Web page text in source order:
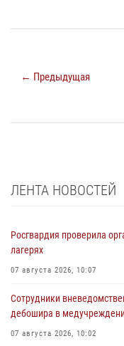
← Предыдущая
ЛЕНТА НОВОСТЕЙ
Росгвардия проверила
лагерях
07 августа 2026, 10:07
Сотрудники
дебошира в
07 августа 2026, 10:02